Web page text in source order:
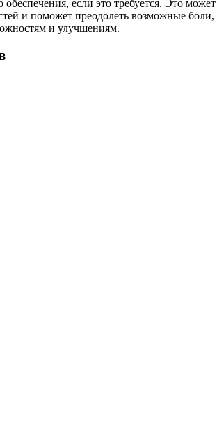
если это требуется. Это
и поможет преодолеть возможные
и улучшениям.